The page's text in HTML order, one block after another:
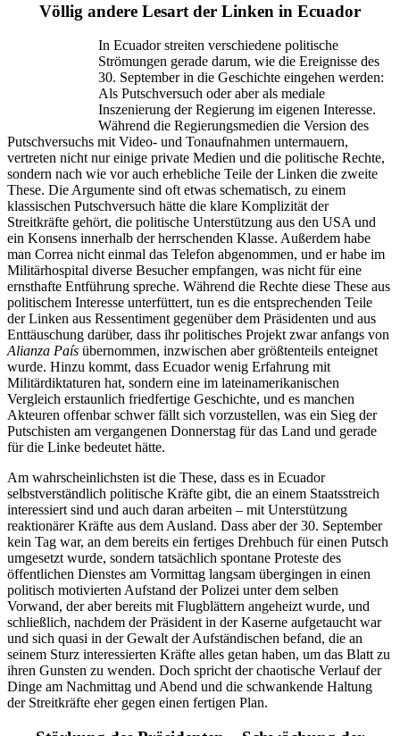
Völlig andere Lesart der Linken in Ecuador
In Ecuador streiten verschiedene politische
Strömungen gerade darum, wie die Ereignisse des
30. September in die Geschichte eingehen werden:
Als Putschversuch oder aber als mediale
Inszenierung der Regierung im eigenen Interesse.
Während die Regierungsmedien die Version des
Putschversuchs mit Video- und Tonaufnahmen untermauern,
vertreten nicht nur einige private Medien und die politische Rechte,
sondern nach wie vor auch erhebliche Teile der Linken die zweite
These. Die Argumente sind oft etwas schematisch, zu einem
klassischen Putschversuch hätte die klare Komplizität der
Streitkräfte gehört, die politische Unterstützung aus den USA und
ein Konsens innerhalb der herrschenden Klasse. Außerdem habe
man Correa nicht einmal das Telefon abgenommen, und er habe im
Militärhospital diverse Besucher empfangen, was nicht für eine
ernsthafte Entführung spreche. Während die Rechte diese These aus
politischem Interesse unterfüttert, tun es die entsprechenden Teile
der Linken aus Ressentiment gegenüber dem Präsidenten und aus
Enttäuschung darüber, dass ihr politisches Projekt zwar anfangs von
Alianza País übernommen, inzwischen aber größtenteils enteignet
wurde. Hinzu kommt, dass Ecuador wenig Erfahrung mit
Militärdiktaturen hat, sondern eine im lateinamerikanischen
Vergleich erstaunlich friedfertige Geschichte, und es manchen
Akteuren offenbar schwer fällt sich vorzustellen, was ein Sieg der
Putschisten am vergangenen Donnerstag für das Land und gerade
für die Linke bedeutet hätte.
Am wahrscheinlichsten ist die These, dass es in Ecuador
selbstverständlich politische Kräfte gibt, die an einem Staatsstreich
interessiert sind und auch daran arbeiten – mit Unterstützung
reaktionärer Kräfte aus dem Ausland. Dass aber der 30. September
kein Tag war, an dem bereits ein fertiges Drehbuch für einen Putsch
umgesetzt wurde, sondern tatsächlich spontane Proteste des
öffentlichen Dienstes am Vormittag langsam übergingen in einen
politisch motivierten Aufstand der Polizei unter dem selben
Vorwand, der aber bereits mit Flugblättern angeheizt wurde, und
schließlich, nachdem der Präsident in der Kaserne aufgetaucht war
und sich quasi in der Gewalt der Aufständischen befand, die an
seinem Sturz interessierten Kräfte alles getan haben, um das Blatt zu
ihren Gunsten zu wenden. Doch spricht der chaotische Verlauf der
Dinge am Nachmittag und Abend und die schwankende Haltung
der Streitkräfte eher gegen einen fertigen Plan.